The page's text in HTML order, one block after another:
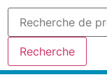
Recherche